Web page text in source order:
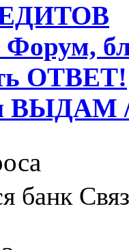
Форум,
ОТВЕТ!
ВЫДАМ
банк